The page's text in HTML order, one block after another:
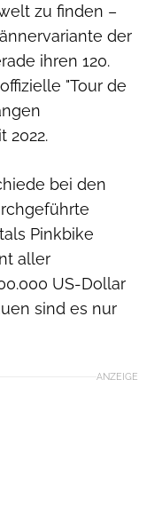
zu finden –
der
ihren 120.
"Tour de
2022.
bei den
Pinkbike
aller
US-Dollar
sind es nur
ANZEIGE